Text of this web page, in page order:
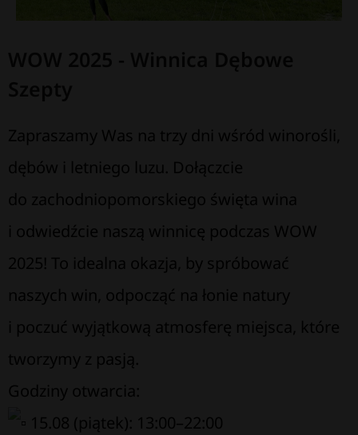
Zapraszamy Was na trzy dni wśród winorośli,
dębów i letniego luzu. Dołączcie
do zachodniopomorskiego święta wina
i odwiedźcie naszą winnicę podczas WOW
2025! To idealna okazja, by spróbować
naszych win, odpocząć na łonie natury
i poczuć wyjątkową atmosferę miejsca, które
tworzymy z pasją.
Godziny otwarcia:
15.08 (piątek): 13:00–22:00